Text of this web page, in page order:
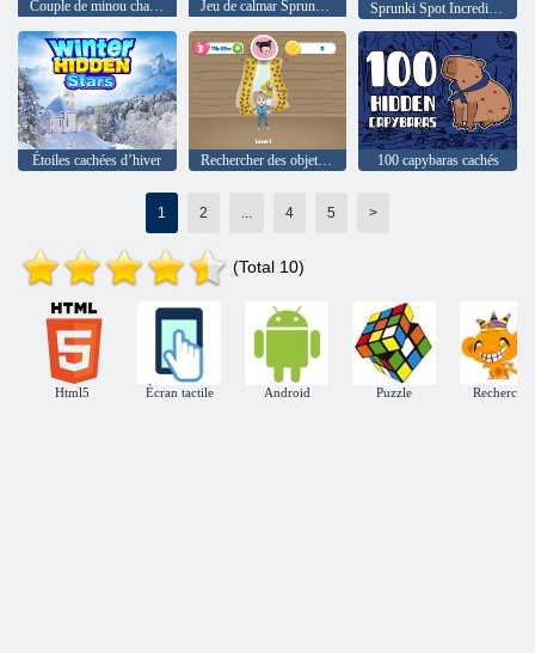
Couple de minou charmant Valentine Jeu de calmar Sprunki Hide
Étoiles cachées d’hiver Rechercher des objets cachés : trouvez-les 100 capybaras cachés
1 2 ... 4 5 >
(Total 10)
Html5 Écran tactile Android Puzzle Recherche